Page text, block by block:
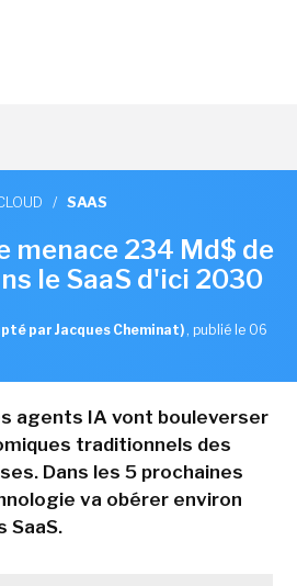
/ SAAS
menace 234 Md$ de
le SaaS d'ici 2030
par Jacques Cheminat) , publié le 06
agents IA vont bouleverser
traditionnels des
Dans les 5 prochaines
va obérer environ
SaaS.